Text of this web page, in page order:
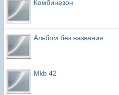
Комбинезон
Альбом без названия
Mkb 42